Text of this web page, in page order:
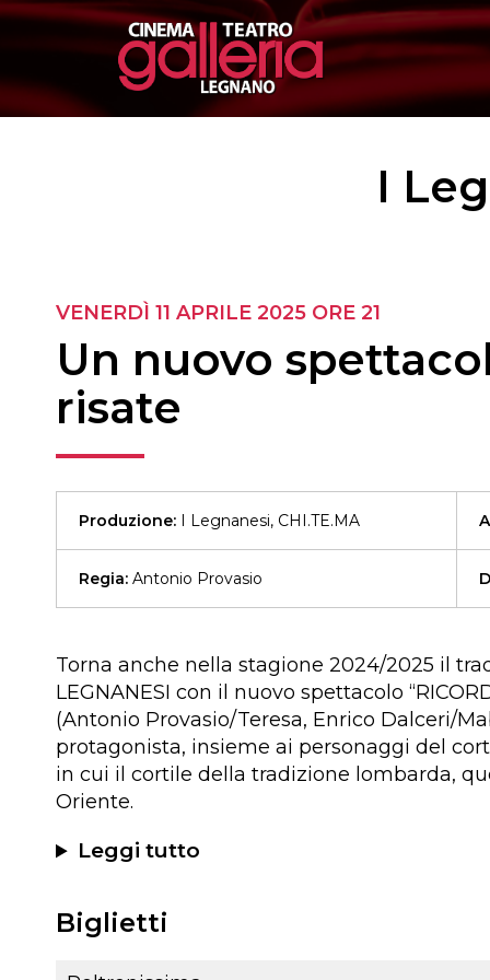
I
VENERDÌ 11 APRILE 2025 ORE 21
Un nuovo
risate
Produzione: I Legnanesi, CHI.TE.MA
Regia: Antonio Provasio
Torna anche nella stagione 2024/2025 il
LEGNANESI con il nuovo spettacolo
(Antonio Provasio/Teresa, Enrico Dalceri/
protagonista, insieme ai personaggi del
in cui il cortile della tradizione lombarda,
Oriente.
Leggi tutto
Biglietti